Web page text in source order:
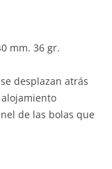
mm. 36 gr.
desplazan atrás
de las bolas que